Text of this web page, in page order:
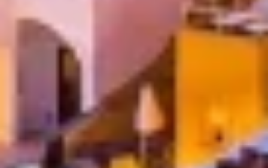
Contentprestaties meten
Publieksgroepen begrijpen aan de hand van
statistieken of combinaties van gegevens uit
verschillende bronnen
Diensten ontwikkelen en verbeteren
Beperkte gegevens gebruiken om content te
selecteren
Speciale functies van IAB: